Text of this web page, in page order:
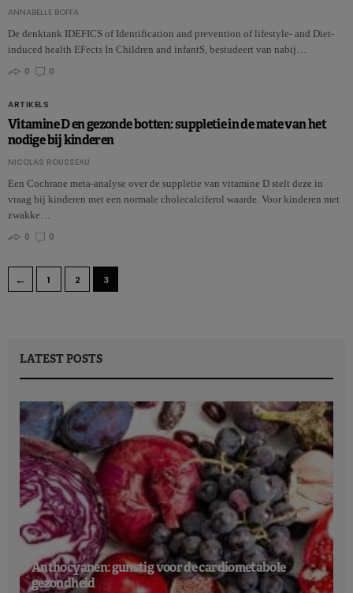
ANNABELLE BOFFA
De denktank IDEFICS of Identification and prevention of lifestyle- and Diet-
induced health EFects In Children and infantS, bestudeert van nabij…
0
0
ARTIKELS
Vitamine D en gezonde botten: suppletie in de mate van het
nodige bij kinderen
NICOLAS ROUSSEAU
Een Cochrane meta-analyse over de suppletie van vitamine D stelt deze in
vraag bij kinderen met een normale cholecalciferol waarde. Voor kinderen met
zwakke…
0
0
← 1 2 3
LATEST POSTS
Anthocyanen: gunstig voor de cardiometabole
gezondheid